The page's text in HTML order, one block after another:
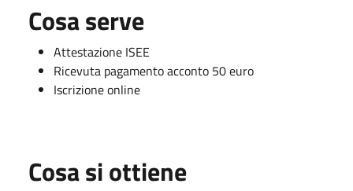
Cosa serve
Attestazione ISEE
Ricevuta pagamento acconto 50 euro
Iscrizione online
Cosa si ottiene